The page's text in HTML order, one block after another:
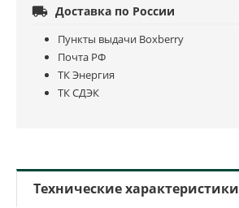
 Доставка по России
Пункты выдачи Boxberry
Почта РФ
ТК Энергия
ТК СДЭК
Технические характеристики